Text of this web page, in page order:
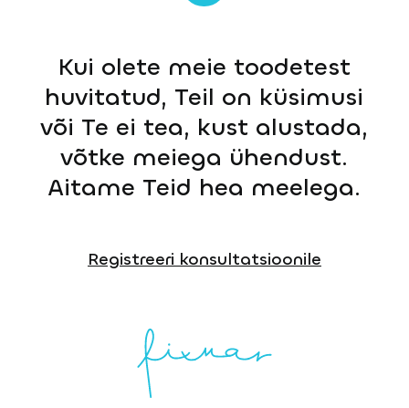
Kui olete meie toodetest
huvitatud, Teil on küsimusi
või Te ei tea, kust alustada,
võtke meiega ühendust.
Aitame Teid hea meelega.
Registreeri konsultatsioonile